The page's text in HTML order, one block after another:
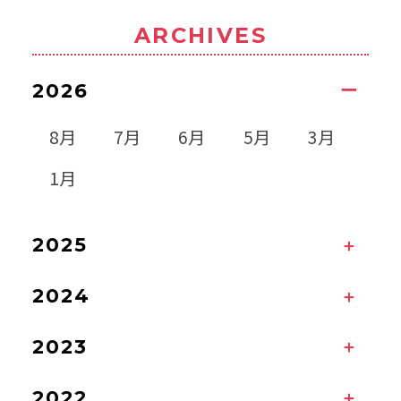
ARCHIVES
2026
8月 7月 6月 5月
3月
1月
2025
2024
2023